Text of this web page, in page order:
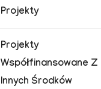
Projekty
Projekty
Współfinansowane Z
Innych Środków